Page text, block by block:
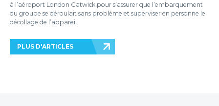
à l’aéroport London Gatwick pour s’assurer que l’embarquement
du groupe se déroulait sans problème et superviser en personne le
décollage de l’appareil.
PLUS D'ARTICLES